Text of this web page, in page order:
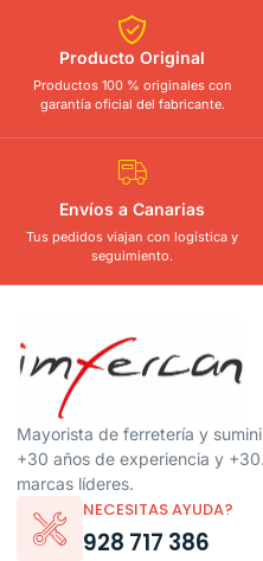
Producto Original
Productos 100 % originales con
garantía oficial del fabricante.
Envíos a Canarias
Tus pedidos viajan con logística y
seguimiento.
Mayorista de ferretería y
+30 años de experiencia y
marcas líderes.
NECESITAS AYUDA?
928 717 386